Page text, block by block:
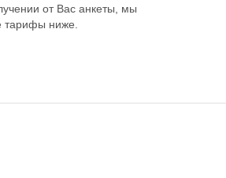
от Вас анкеты, мы
тарифы ниже.